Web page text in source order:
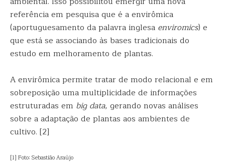
referência em pesquisa que é a envirômica
(aportuguesamento da palavra inglesa enviromics) e
que está se associando às bases tradicionais do
estudo em melhoramento de plantas.
A envirômica permite tratar de modo relacional e em
sobreposição uma multiplicidade de informações
estruturadas em big data, gerando novas análises
sobre a adaptação de plantas aos ambientes de
cultivo. [2]
[1] Foto: Sebastião Araújo